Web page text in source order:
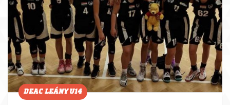
DEAC LEÁNY U14